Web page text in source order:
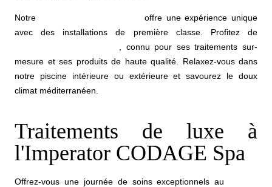
Notre
offre une expérience unique
avec des installations de première classe. Profitez de
, connu pour ses traitements sur-
mesure et ses produits de haute qualité. Relaxez-vous dans
notre piscine intérieure ou extérieure et savourez le doux
climat méditerranéen.
Traitements de luxe à
l'Imperator CODAGE Spa
Offrez-vous une journée de soins exceptionnels au